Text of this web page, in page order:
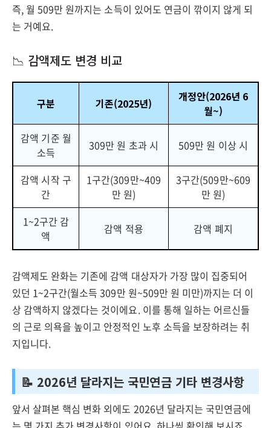
즉, 월 509만 원까지는 소득이 있어도 연금이 깎이지 않게 되
는 거예요.
📉 감액제도 변경 비교
구분 기존(2025년)
개정안(2026년 6
월~)
감액 기준 월
소득
309만 원 초과 시 509만 원 이상 시
감액 시작 구
간
1구간(309만~409
만 원)
3구간(509만~609
만 원)
1~2구간 감
액
감액 적용 감액 폐지
감액제도 완화는 기존에 감액 대상자가 가장 많이 집중되어
있던 1~2구간(월소득 309만 원~509만 원 미만)까지는 더 이
상 감액하지 않겠다는 것이에요. 이를 통해 일하는 어르신들
의 근로 의욕을 높이고 안정적인 노후 소득을 보장하려는 취
지입니다.
📝 2026년 달라지는 국민연금 기타 변경사항
앞서 살펴본 핵심 변화 외에도 2026년 달라지는 국민연금에